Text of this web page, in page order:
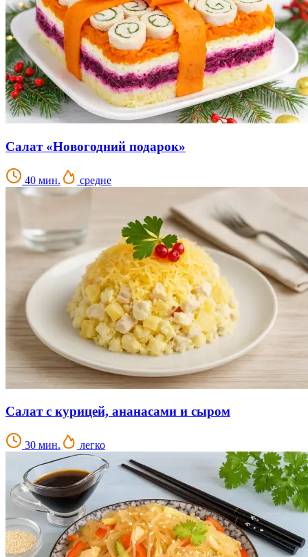
Салат «Новогодний подарок»
40 мин. средне
Салат с курицей, ананасами и сыром
30 мин. легко